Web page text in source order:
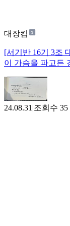
대장킴
[서기반 16기 3조
이 가슴을 파고든
24.08.31 |조회수 35